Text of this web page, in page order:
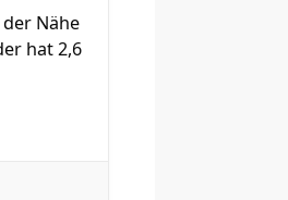
Nähe
hat 2,6